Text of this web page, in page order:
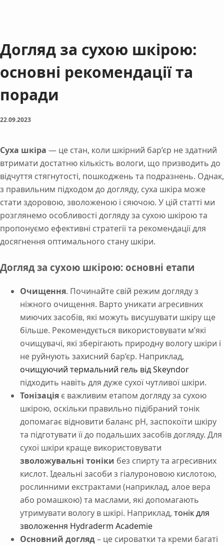
Догляд за сухою шкірою:
основні рекомендації та
поради
22.09.2023
Суха шкіра — це стан, коли шкірний бар’єр не здатний
втримати достатню кількість вологи, що призводить до
відчуття стягнутості, пошкоджень та подразнень. Однак,
з правильним підходом до догляду, суха шкіра може
стати здоровою, зволоженою і сяючою. У цій статті ми
розглянемо особливості догляду за сухою шкірою та
пропонуємо ефективні стратегії та рекомендації для
досягнення оптимального стану шкіри.
Догляд за сухою шкірою: основні етапи
Очищення. Починайте свій режим догляду з
ніжного очищення. Варто уникати агресивних
миючих засобів, які можуть висушувати шкіру ще
більше. Рекомендується використовувати м’які
очищувачі, які зберігають природну вологу шкіри і
не руйнують захисний бар’єр. Наприклад,
очищуючий термальний гель від Skeyndor
підходить навіть для дуже сухої чутливої шкіри.
Тонізація є важливим етапом догляду за сухою
шкірою, оскільки правильно підібраний тонік
допомагає відновити баланс pH, заспокоїти шкіру
та підготувати її до подальших засобів догляду. Для
сухої шкіри краще використовувати
зволожувальні тоніки без спирту та агресивних
кислот. Ідеальні засоби з гіалуроновою кислотою,
рослинними екстрактами (наприклад, алое вера
або ромашкою) та маслами, які допомагають
утримувати вологу в шкірі. Наприклад, тонік для
зволоження Hydraderm Academie
Основний догляд– це сироватки та креми багаті